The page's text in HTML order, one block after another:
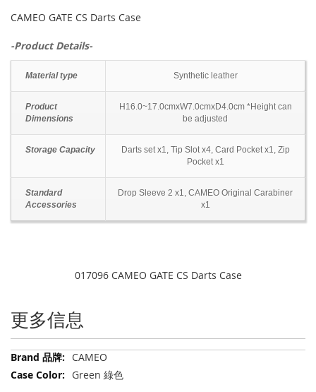
CAMEO GATE CS Darts Case
-Product Details-
Material type Synthetic leather
Product
Dimensions
H16.0~17.0cmxW7.0cmxD4.0cm *Height can
be adjusted
Storage Capacity
Darts set x1, Tip Slot x4, Card Pocket x1, Zip
Pocket x1
Standard
Accessories
Drop Sleeve 2 x1, CAMEO Original Carabiner
x1
017096 CAMEO GATE CS Darts Case
更多信息
更
多
CAMEO
Green 綠色